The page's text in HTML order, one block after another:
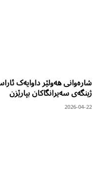
شارەوانی هەولێر داوایەک
ژینگەی سەیرانگاکان بپارێزن
2026-04-22